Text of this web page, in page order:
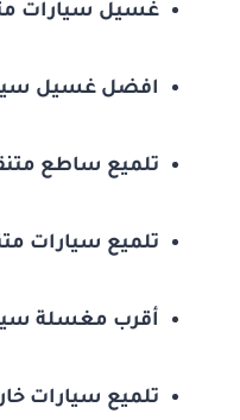
غسيل سيارات
افضل غسيل
تلميع ساطع
تلميع سيارات
أقرب مغسلة
تلميع سيارات